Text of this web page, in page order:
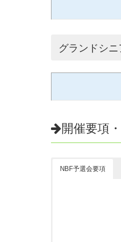
グランドシニ
開催要項
NBF予選会要項